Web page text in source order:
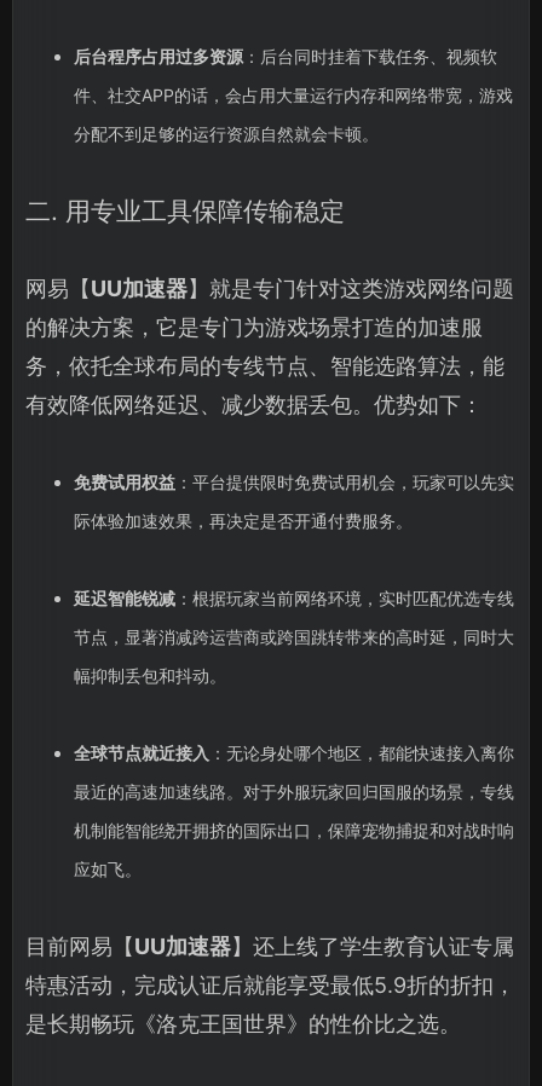
后台程序占用过多资源：后台同时挂着下载任务、视频软
件、社交APP的话，会占用大量运行内存和网络带宽，游戏
分配不到足够的运行资源自然就会卡顿。
二. 用专业工具保障传输稳定
网易【UU加速器】就是专门针对这类游戏网络问题
的解决方案，它是专门为游戏场景打造的加速服
务，依托全球布局的专线节点、智能选路算法，能
有效降低网络延迟、减少数据丢包。优势如下：
免费试用权益：平台提供限时免费试用机会，玩家可以先实
际体验加速效果，再决定是否开通付费服务。
延迟智能锐减：根据玩家当前网络环境，实时匹配优选专线
节点，显著消减跨运营商或跨国跳转带来的高时延，同时大
幅抑制丢包和抖动。
全球节点就近接入 ：无论身处哪个地区，都能快速接入离你
最近的高速加速线路。对于外服玩家回归国服的场景，专线
机制能智能绕开拥挤的国际出口，保障宠物捕捉和对战时响
应如飞。
目前网易【UU加速器】还上线了学生教育认证专属
特惠活动，完成认证后就能享受最低5.9折的折扣，
是长期畅玩《洛克王国世界》的性价比之选。